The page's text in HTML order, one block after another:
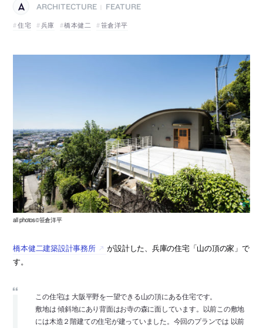
ARCHITECTURE
FEATURE
住宅
兵庫 橋本健二 笹倉洋平
all photos©笹倉洋平
橋本健二建築設計事務所
が設計した、兵庫の住宅「山の頂の家」で
す。
この住宅は 大阪平野を一望できる山の頂にある住宅です。
敷地は 傾斜地にあり背面はお寺の森に面しています。以前この敷地
には木造２階建ての住宅が建っていました。今回のプランでは 以前